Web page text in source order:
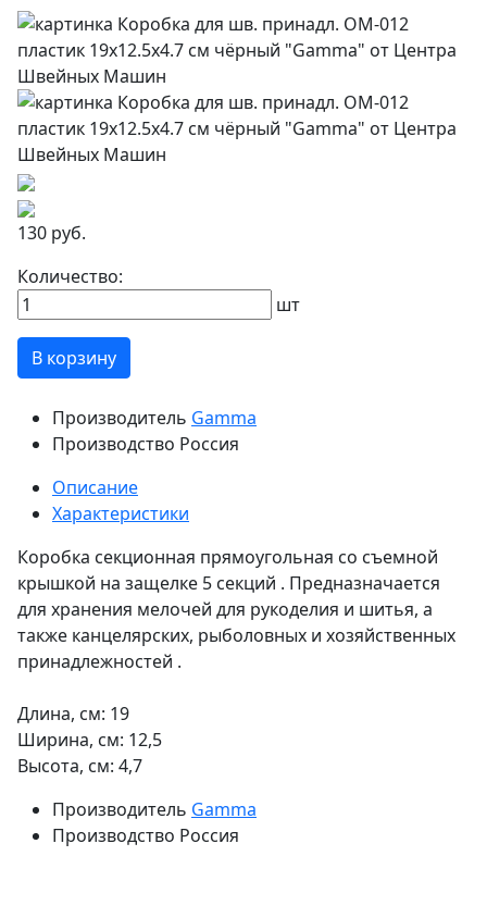
130 руб.
Количество:
шт
В корзину
Производитель Gamma
Производство Россия
Описание
Характеристики
Коробка секционная прямоугольная со съемной
крышкой на защелке 5 секций . Предназначается
для хранения мелочей для рукоделия и шитья, а
также канцелярских, рыболовных и хозяйственных
принадлежностей .
Длина, см: 19
Ширина, см: 12,5
Высота, см: 4,7
Производитель Gamma
Производство Россия